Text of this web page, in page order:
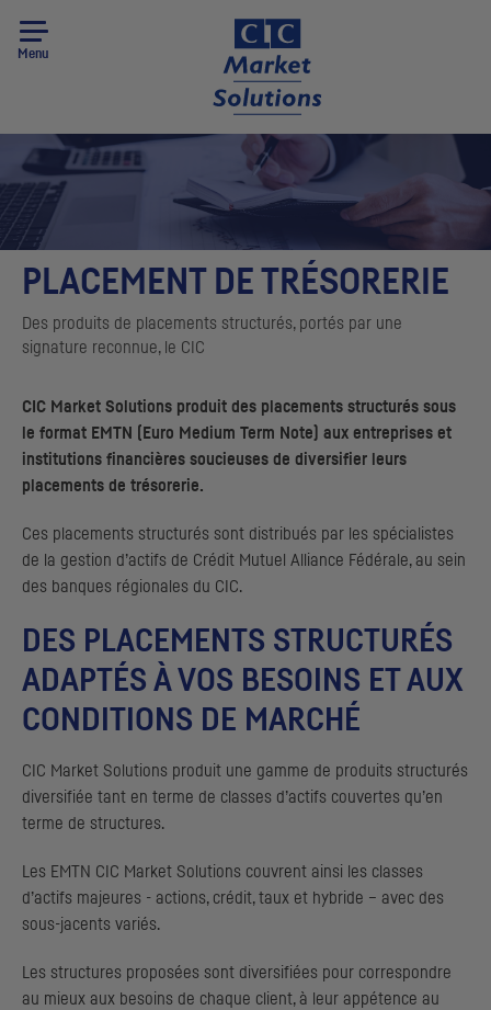
Menu
PLACEMENT DE TRÉSORERIE
Des produits de placements structurés, portés par une
signature reconnue, le CIC
CIC Market Solutions produit des placements structurés sous
le format EMTN Euro Medium Term Note ) aux entreprises et
institutions financières soucieuses de diversifier leurs
placements de trésorerie.
Ces placements structurés sont distribués par les spécialistes
de la gestion d’actifs de Crédit Mutuel Alliance Fédérale, au sein
des banques régionales du CIC.
DES PLACEMENTS STRUCTURÉS
ADAPTÉS À VOS BESOINS ET AUX
CONDITIONS DE MARCHÉ
CIC Market Solutions produit une gamme de produits structurés
diversifiée tant en terme de classes d’actifs couvertes qu’en
terme de structures.
Les EMTN CIC Market Solutions couvrent ainsi les classes
d’actifs majeures - actions, crédit, taux et hybride – avec des
sous-jacents variés.
Les structures proposées sont diversifiées pour correspondre
au mieux aux besoins de chaque client, à leur appétence au